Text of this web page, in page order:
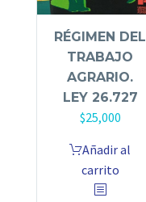
RÉGIMEN DEL
TRABAJO
AGRARIO.
LEY 26.727
$25,000
Añadir al
carrito